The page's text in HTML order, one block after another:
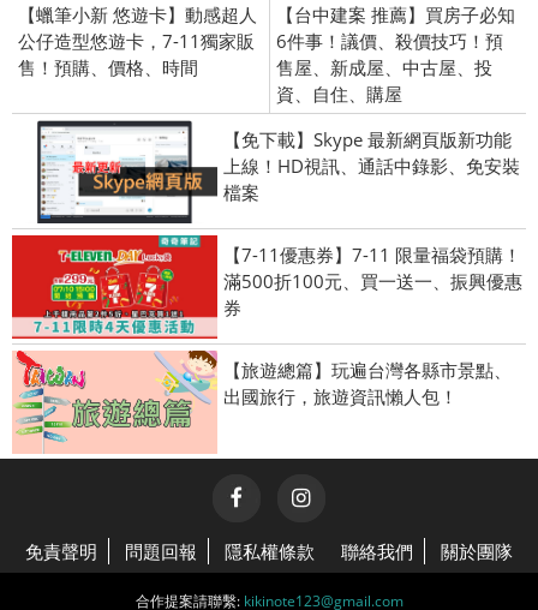
【蠟筆小新 悠遊卡】動感超人
公仔造型悠遊卡，7-11獨家販
售！預購、價格、時間
【台中建案 推薦】買房子必知
6件事！議價、殺價技巧！預
售屋、新成屋、中古屋、投
資、自住、購屋
【免下載】Skype 最新網頁版新功能
上線！HD視訊、通話中錄影、免安裝
檔案
【7-11優惠券】7-11 限量福袋預購！
滿500折100元、買一送一、振興優惠
券
【旅遊總篇】玩遍台灣各縣市景點、
出國旅行，旅遊資訊懶人包！
免責聲明 問題回報 隱私權條款 聯絡我們 關於團隊
合作提案請聯繫: kikinote123@gmail.com